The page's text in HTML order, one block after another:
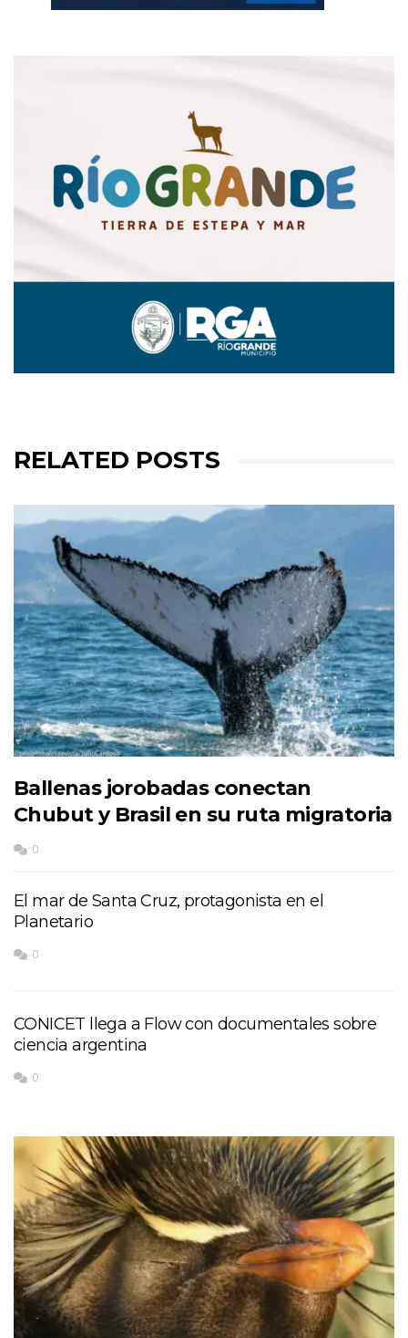
RELATED POSTS
Ballenas jorobadas conectan
Chubut y Brasil en su ruta migratoria
0
El mar de Santa Cruz, protagonista en el
Planetario
0
CONICET llega a Flow con documentales sobre
ciencia argentina
0